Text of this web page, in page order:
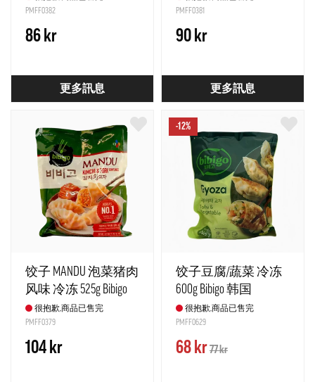
PMFF0382
86 kr
更多訊息
PMFF0381
90 kr
更多訊息
饺子 MANDU 泡菜猪肉
风味 冷冻 525g Bibigo
韩国很抱歉,商品已售完
PMFF0379
104 kr
-12%
饺子豆腐/蔬菜 冷冻
600g Bibigo 韩国
很抱歉,商品已售完
PMFF0629
68 kr77 kr